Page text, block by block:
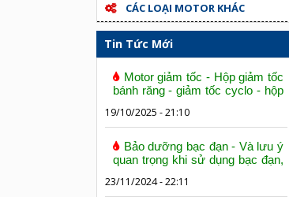
CÁC LOẠI MOTOR KHÁC
Tin Tức Mới
Motor giảm tốc - Hộp giảm tốc
bánh răng - giảm tốc cyclo - hộp
19/10/2025 - 21:10
Bảo dưỡng bạc đạn - Và lưu ý
quan trọng khi sử dụng bạc đạn,
23/11/2024 - 22:11